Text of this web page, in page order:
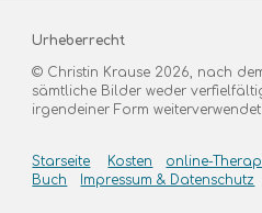
Urheberrecht
© Christin Krause 2026, nach
sämtliche Bilder weder
irgendeiner Form
Starseite Kosten online-
Buch
Impressum & Datenschutz